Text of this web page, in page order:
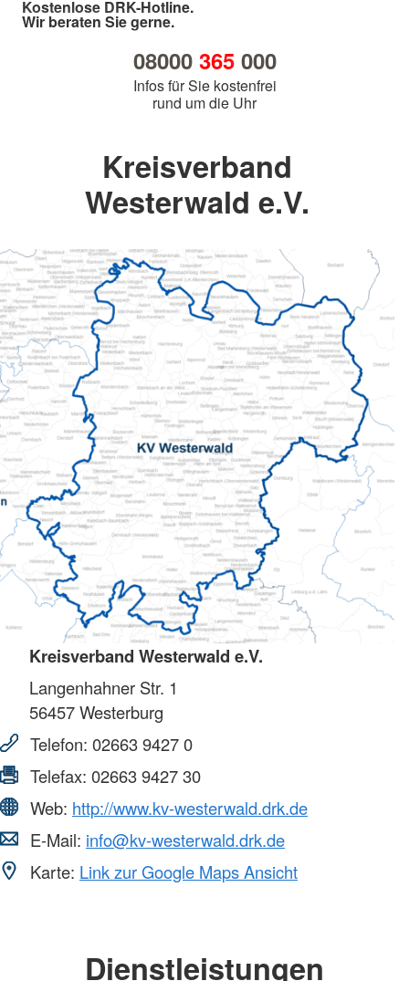
Kostenlose DRK-Hotline.
Wir beraten Sie gerne.
08000 365000
Infos für Sie kostenfrei
rund um die Uhr
Kreisverband
Westerwald e.V.
Kreisverband Westerwald e.V.
Langenhahner Str. 1
56457Westerburg
Telefon: 02663 9427 0
Telefax: 02663 9427 30
Web: http://www.kv-westerwald.drk.de
E-Mail: info@kv-westerwald.drk.de
Karte: Link zur Google Maps Ansicht
Dienstleistungen